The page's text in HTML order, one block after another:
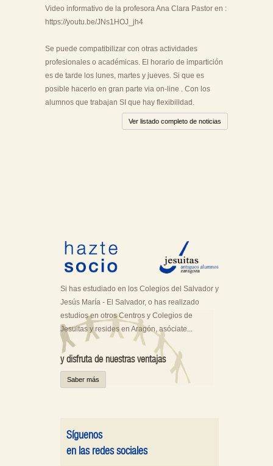
Video informativo de la profesora Ana Clara Pastor en :
https://youtu.be/JNs1HOJ_jh4
Se puede compatibilizar con otras actividades
profesionales o académicas. El horario de impartición
es de tarde los lunes, martes y jueves. Si que es
posible hacerlo en gran parte via on-line . Con los
alumnos que trabajan SI que hay flexibilidad.
Ver listado completo de noticias
Si has estudiado en los Colegios del Salvador y
Jesús María - El Salvador, o has realizado
estudios en otros Centros y Colegios de
Jesuitas y resides en Aragón, asóciate...
y disfruta de nuestras ventajas
Saber más
Síguenos
en las redes sociales